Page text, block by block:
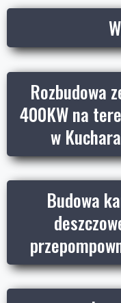
Rozbudowa
400KW na
w
Budowa